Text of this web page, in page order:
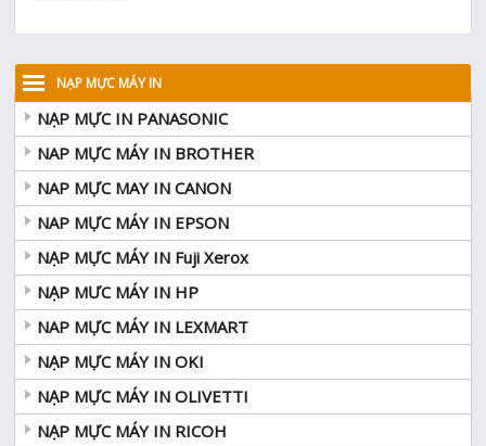
NẠP MỰC MÁY IN
NẠP MỰC IN PANASONIC
NAP MỰC MÁY IN BROTHER
NAP MỰC MAY IN CANON
NAP MỰC MÁY IN EPSON
NẠP MỰC MÁY IN Fuji Xerox
NẠP MƯC MÁY IN HP
NAP MỰC MÁY IN LEXMART
NẠP MỰC MÁY IN OKI
NẠP MỰC MÁY IN OLIVETTI
NẠP MỰC MÁY IN RICOH